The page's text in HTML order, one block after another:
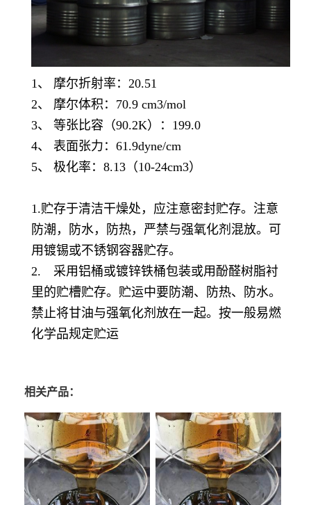
1、 摩尔折射率：20.51
2、 摩尔体积：70.9 cm3/mol
3、 等张比容（90.2K）：199.0
4、 表面张力：61.9dyne/cm
5、 极化率：8.13（10-24cm3）
1.贮存于清洁干燥处，应注意密封贮存。注意
防潮，防水，防热，严禁与强氧化剂混放。可
用镀锡或不锈钢容器贮存。
2. 采用铝桶或镀锌铁桶包装或用酚醛树脂衬
里的贮槽贮存。贮运中要防潮、防热、防水。
禁止将甘油与强氧化剂放在一起。按一般易燃
化学品规定贮运
相关产品：